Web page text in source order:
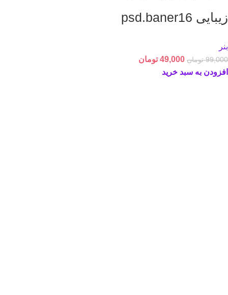
زیبایی psd.baner16
بنر
99,000 تومان 49,000 تومان
افزودن به سبد خرید